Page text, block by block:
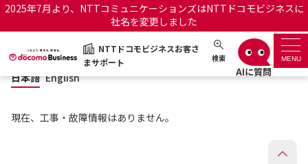
2025年7月より、NTTコミュニケーションズはNTTドコモビジネスに
社名を変更しました
NTTドコモビジネスお客さ
まサポート
検索 MENU
NTTドコモビジネスお客さまサポート 日本語 English
サポートトップ
サービス名から探す
日本語 English
現在、工事・故障情報はありません。